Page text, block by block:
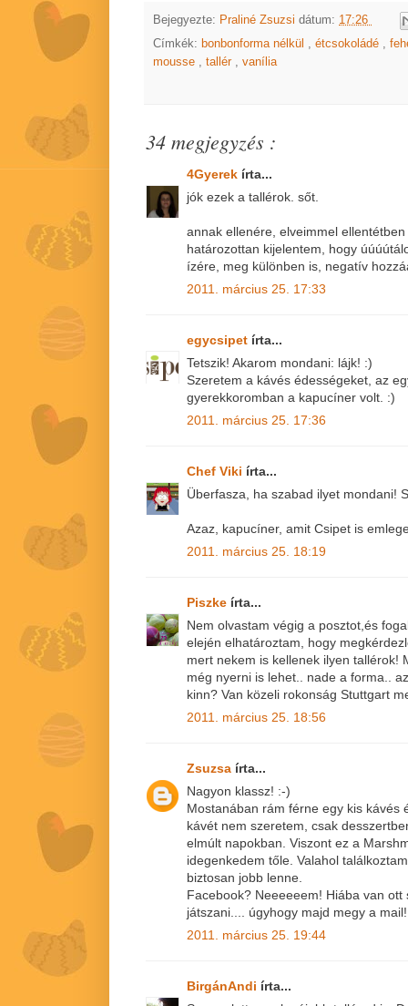
Bejegyezte: Praliné Zsuzsi dátum: 17:26
Címkék: bonbonforma nélkül , étcsokoládé ,
mousse , tallér , vanília
34 megjegyzés :
4Gyerek írta...
jók ezek a tallérok. sőt.
annak ellenére, elveimmel
határozottan kijelentem, hogy
ízére, meg különben is, negatív
2011. március 25. 17:33
egycsipet írta...
Tetszik! Akarom mondani: lájk! :)
Szeretem a kávés édességeket, az
gyerekkoromban a kapucíner volt. :)
2011. március 25. 17:36
Chef Viki írta...
Überfasza, ha szabad ilyet mondani!
Azaz, kapucíner, amit Csipet is
2011. március 25. 18:19
Piszke írta...
Nem olvastam végig a posztot,és
elején elhatároztam, hogy
mert nekem is kellenek ilyen tallérok!
még nyerni is lehet.. nade a forma..
kinn? Van közeli rokonság Stuttgart
2011. március 25. 18:56
Zsuzsa írta...
Nagyon klassz! :-)
Mostanában rám férne egy kis kávés
kávét nem szeretem, csak
elmúlt napokban. Viszont ez a
idegenkedem tőle. Valahol
biztosan jobb lenne.
Facebook? Neeeeeem! Hiába van
játszani.... úgyhogy majd megy a
2011. március 25. 19:44
BirgánAndi írta...